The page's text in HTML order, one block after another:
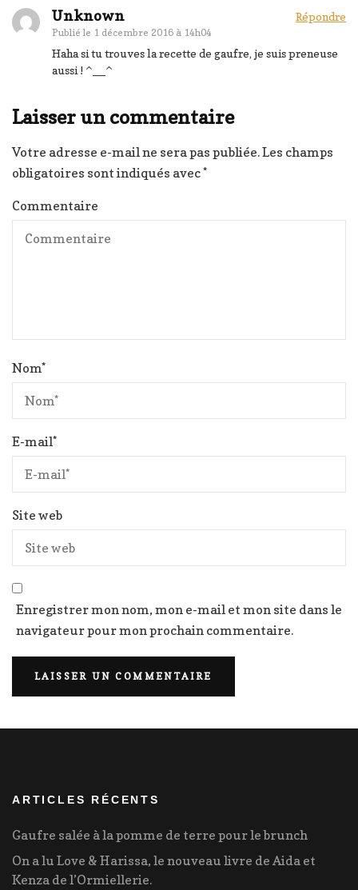
Unknown
Publié le 1 décembre 2016 à 14h04
Répondre
Haha si tu trouves la recette de gaufre, je suis preneuse
aussi ! ^__^
Laisser un commentaire
Votre adresse e-mail ne sera pas publiée.Les champs
obligatoires sont indiqués avec*
Commentaire
Nom*
E-mail*
Site web
Enregistrer mon nom, mon e-mail et mon site dans le
navigateur pour mon prochain commentaire.
ARTICLES RÉCENTS
Gaufre salée à la pomme de terre pour le brunch
On a lu Love & Harissa, le nouveau livre de Aida et
Kenza de l’Ormiellerie.